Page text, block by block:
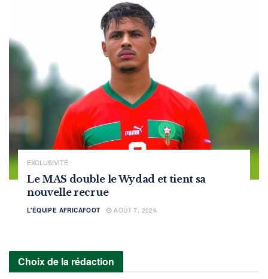
EXCLUSIVITÉ
Le MAS double le Wydad et tient sa
nouvelle recrue
L'ÉQUIPE AFRICAFOOT AOÛT 7, 2026
Choix de la rédaction